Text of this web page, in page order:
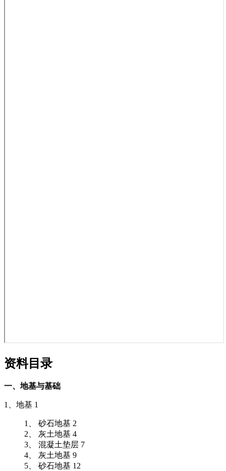
资料目录
一、地基与基础
1、地基 1
1、 砂石地基 2
2、 灰土地基 4
3、 混凝土垫层 7
4、 灰土地基 9
5、 砂石地基 12